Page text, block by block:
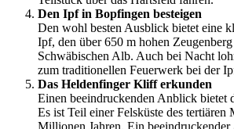
Den Ipf in Bopfingen besteigen
Den wohl besten Ausblick bietet eine
Ipf, den über 650 m hohen
Schwäbischen Alb. Auch bei Nacht
zum traditionellen Feuerwerk bei der
Das Heldenfinger Kliff erkunden
Einen beeindruckenden Anblick bietet
Es ist Teil einer Felsküste des tertiären
Millionen Jahren. Ein